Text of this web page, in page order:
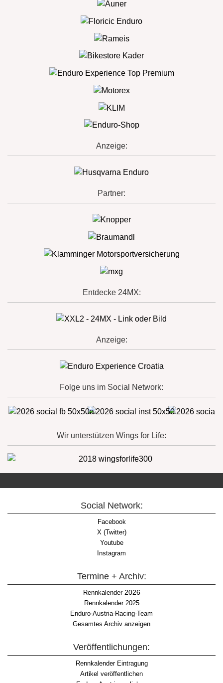
Anzeige:
Partner:
Entdecke 24MX:
Anzeige:
Folge uns im Social Network:
Wir unterstützen Wings for Life:
Social Network:
Facebook
X (Twitter)
Youtube
Instagram
Termine + Archiv:
Rennkalender2026
Rennkalender 2025
Enduro-Austria-Racing-Team
Gesamtes Archiv anzeigen
Veröffentlichungen:
Rennkalender Eintragung
Artikel veröffentlichen